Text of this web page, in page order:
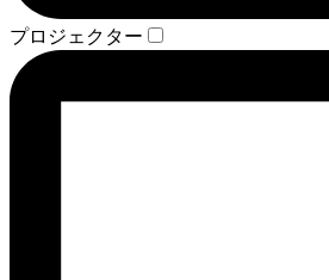
プロジェクター